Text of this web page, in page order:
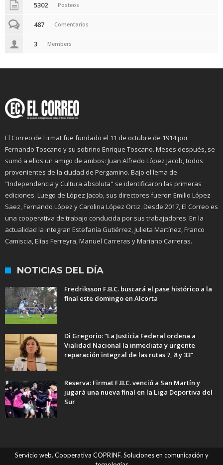
5302 Posteos
487 Comentarios
3 Members
El Correo de Firmat fue fundado el 11 de octubre de 1914 por
Fernando Toscano y su sobrino Enrique Toscano. Meses después, se
sumó a ellos un amigo de ambos: Juan Alfredo López Jacob, todos
provenientes de la ciudad de Pergamino. Bajo el lema de
"Independencia y Cultura absoluta" se identificaron las primeras
ediciones. Luego de López Jacob, sus directores fueron Emilio López
Saez, Fernando López y Carolina López Ortiz. Desde 2017, El Correo es
una cooperativa de trabajo conducida por sus trabajadores. En la
actualidad la integran Estefanía Gutiérrez, Julieta Martínez, Franco
Camiscia, Elías Ferreyra, Manuel Carreras y Mariano Carreras.
NOTICIAS DEL DÍA
Fredriksson F.B.C. buscará el pase histórico a la
final este domingo en Alcorta
Di Gregorio: “La Justicia Federal ordena a
Vialidad Nacional la inmediata y urgente
reparación integral de las rutas 7, 8 y 33”
Reserva: Firmat F.B.C. venció a San Martín y
jugará una nueva final en la Liga Deportiva del
Sur
Servicio web. Cooperativa COPRINF. Soluciones en comunicación y